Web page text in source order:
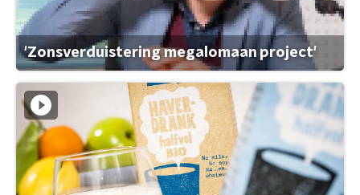
'Zonsverduistering megalomaan project'